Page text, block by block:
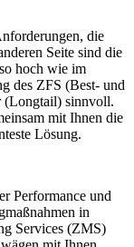
die
Seite sind die
hoch wie im
des ZFS (Best- und
sinnvoll.
mit Ihnen die
Lösung.
Performance und
in
Services (ZMS)